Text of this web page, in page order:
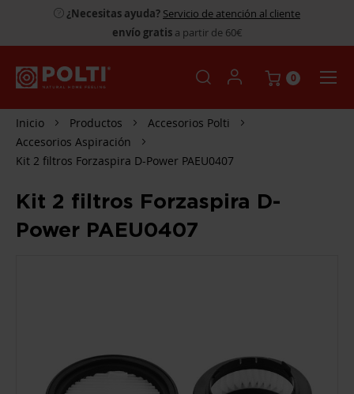
¿Necesitas ayuda? Servicio de atención al cliente
envío gratisa partir de 60€
0
Inicio Productos
Accesorios Polti
Accesorios Aspiración
Kit 2 filtros Forzaspira D-Power PAEU0407
Kit 2 filtros Forzaspira D-
Power PAEU0407
IMÁGENES